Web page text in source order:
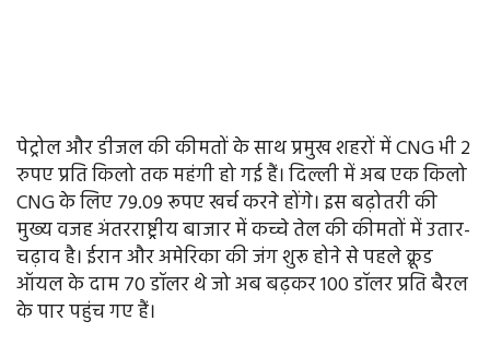
पेट्रोल और डीजल की कीमतों के साथ प्रमुख शहरों में CNG भी 2
रुपए प्रति किलो तक महंगी हो गई हैं। दिल्ली में अब एक किलो
CNG के लिए 79.09 रूपए खर्च करने होंगे। इस बढ़ोतरी की
मुख्य वजह अंतरराष्ट्रीय बाजार में कच्चे तेल की कीमतों में उतार-
चढ़ाव है। ईरान और अमेरिका की जंग शुरू होने से पहले क्रूड
ऑयल के दाम 70 डॉलर थे जो अब बढ़कर 100 डॉलर प्रति बैरल
के पार पहुंच गए हैं।